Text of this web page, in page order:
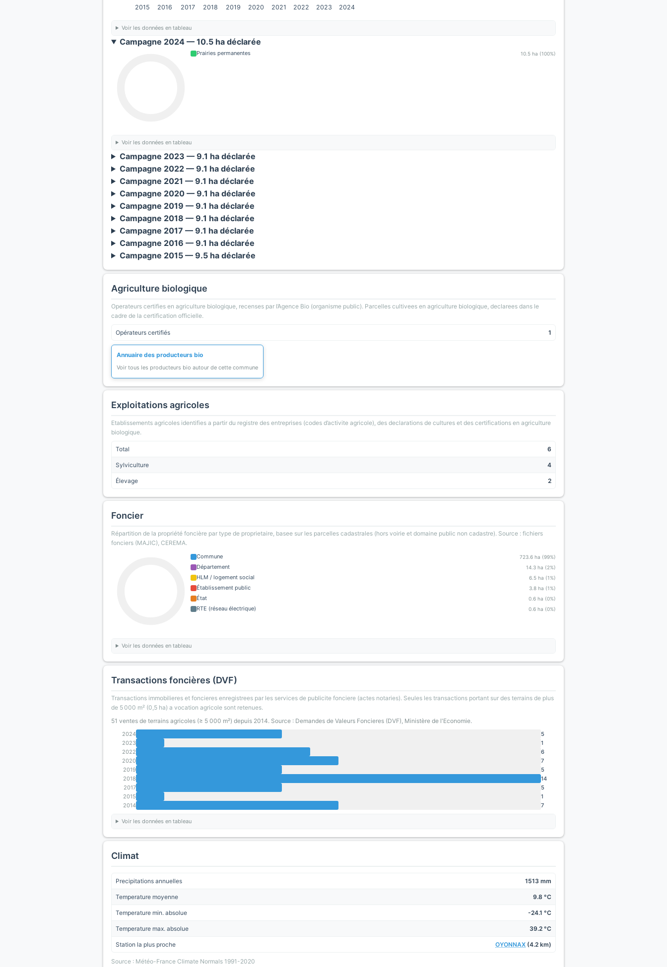
2015 2016 2017 2018 2019 2020 2021 2022 2023 2024
Voir les données en tableau
Campagne 2024 — 10.5 ha déclarée
Prairies permanentes 10.5 ha (100%)
Voir les données en tableau
Campagne 2023 — 9.1 ha déclarée
Campagne 2022 — 9.1 ha déclarée
Campagne 2021 — 9.1 ha déclarée
Campagne 2020 — 9.1 ha déclarée
Campagne 2019 — 9.1 ha déclarée
Campagne 2018 — 9.1 ha déclarée
Campagne 2017 — 9.1 ha déclarée
Campagne 2016 — 9.1 ha déclarée
Campagne 2015 — 9.5 ha déclarée
Agriculture biologique
Operateurs certifies en agriculture biologique, recenses par l’Agence Bio (organisme public). Parcelles cultivees en agriculture biologique, declarees dans le
cadre de la certification officielle.
Opérateurs certifiés 1
Annuaire des producteurs bio
Voir tous les producteurs bio autour de cette commune
Exploitations agricoles
Etablissements agricoles identifies a partir du registre des entreprises (codes d’activite agricole), des declarations de cultures et des certifications en agriculture
biologique.
Total 6
Sylviculture 4
Élevage 2
Foncier
Répartition de la propriété foncière par type de proprietaire, basee sur les parcelles cadastrales (hors voirie et domaine public non cadastre). Source : fichiers
fonciers (MAJIC), CEREMA.
Commune 723.6 ha (99%)
Département 14.3 ha (2%)
HLM / logement social 6.5 ha (1%)
Établissement public 3.8 ha (1%)
État 0.6 ha (0%)
RTE (réseau électrique) 0.6 ha (0%)
Voir les données en tableau
Transactions foncières (DVF)
Transactions immobilieres et foncieres enregistrees par les services de publicite fonciere (actes notaries). Seules les transactions portant sur des terrains de plus
de 5 000 m² (0,5 ha) a vocation agricole sont retenues.
51 ventes de terrains agricoles (≥ 5 000 m²) depuis 2014. Source : Demandes de Valeurs Foncieres (DVF), Ministère de l'Economie.
2024
5
2023
1
2022
6
2020
7
2019
5
2018
14
2017
5
2015
1
2014
7
Voir les données en tableau
Climat
Precipitations annuelles 1513 mm
Temperature moyenne 9.8 °C
Temperature min. absolue -24.1 °C
Temperature max. absolue 39.2 °C
Station la plus proche OYONNAX (4.2 km)
Source : Météo-France Climate Normals 1991-2020